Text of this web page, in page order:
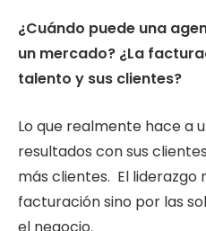
¿Cuándo puede una
un mercado? ¿La
talento y sus clientes?
Lo que realmente hace a
resultados con sus
más clientes. El liderazgo
facturación sino por las
el negocio.